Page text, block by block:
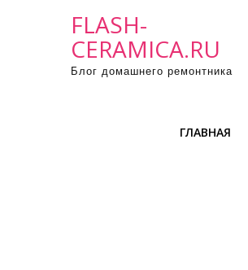
FLASH-
CERAMICA.RU
Блог домашнего ремонтника
ГЛАВНАЯ